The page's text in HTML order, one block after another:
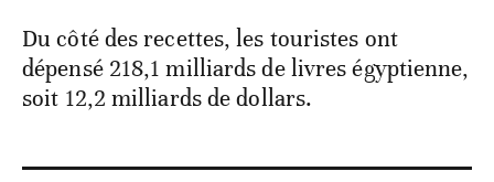
Du côté des recettes, les touristes ont
dépensé 218,1 milliards de livres égyptienne,
soit 12,2 milliards de dollars.